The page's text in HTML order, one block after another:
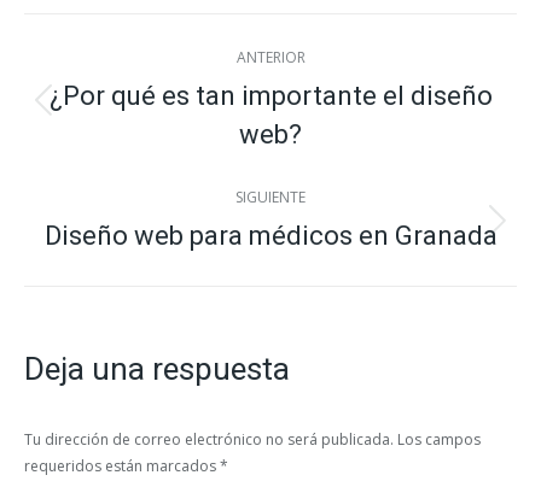
Navegación
entre
publicaciones
ANTERIOR
Publicación
anterior:
¿Por qué es tan importante el diseño
web?
SIGUIENTE
Publicación
Diseño web para médicos en Granada
Deja una respuesta
Tu dirección de correo electrónico no será publicada. Los campos
requeridos están marcados*